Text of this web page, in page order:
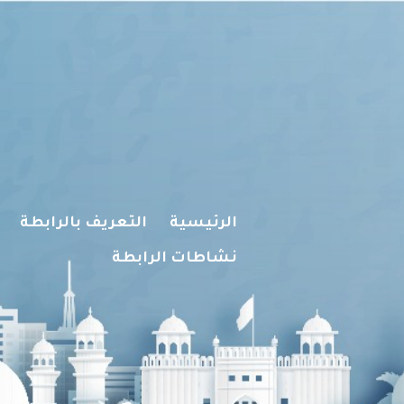
الرئيسية التعريف بالرابطة
نشاطات الرابطة